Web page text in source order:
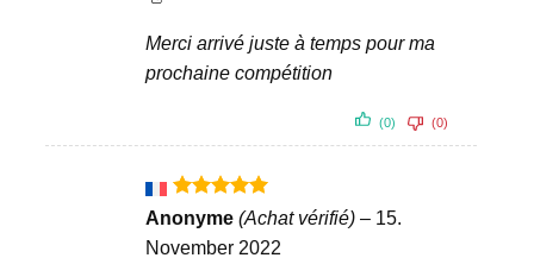
Merci arrivé juste à temps pour ma
prochaine compétition
(0) (0)
Bewertet
mit
von
5
Anonyme(Achat vérifié) – 15.
November 2022